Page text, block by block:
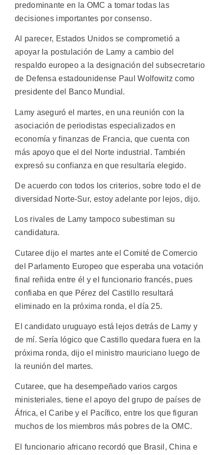
predominante en la OMC a tomar todas las
decisiones importantes por consenso.
Al parecer, Estados Unidos se comprometió a
apoyar la postulación de Lamy a cambio del
respaldo europeo a la designación del subsecretario
de Defensa estadounidense Paul Wolfowitz como
presidente del Banco Mundial.
Lamy aseguró el martes, en una reunión con la
asociación de periodistas especializados en
economía y finanzas de Francia, que cuenta con
más apoyo que el del Norte industrial. También
expresó su confianza en que resultaría elegido.
De acuerdo con todos los criterios, sobre todo el de
diversidad Norte-Sur, estoy adelante por lejos, dijo.
Los rivales de Lamy tampoco subestiman su
candidatura.
Cutaree dijo el martes ante el Comité de Comercio
del Parlamento Europeo que esperaba una votación
final reñida entre él y el funcionario francés, pues
confiaba en que Pérez del Castillo resultará
eliminado en la próxima ronda, el día 25.
El candidato uruguayo está lejos detrás de Lamy y
de mí. Sería lógico que Castillo quedara fuera en la
próxima ronda, dijo el ministro mauriciano luego de
la reunión del martes.
Cutaree, que ha desempeñado varios cargos
ministeriales, tiene el apoyo del grupo de países de
África, el Caribe y el Pacífico, entre los que figuran
muchos de los miembros más pobres de la OMC.
El funcionario africano recordó que Brasil, China e